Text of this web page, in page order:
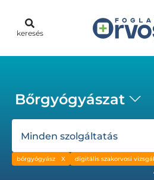
keresés
Bőrgyógyászat
Minden szolgáltatás
bőrgyógyász digitális szakorvosi